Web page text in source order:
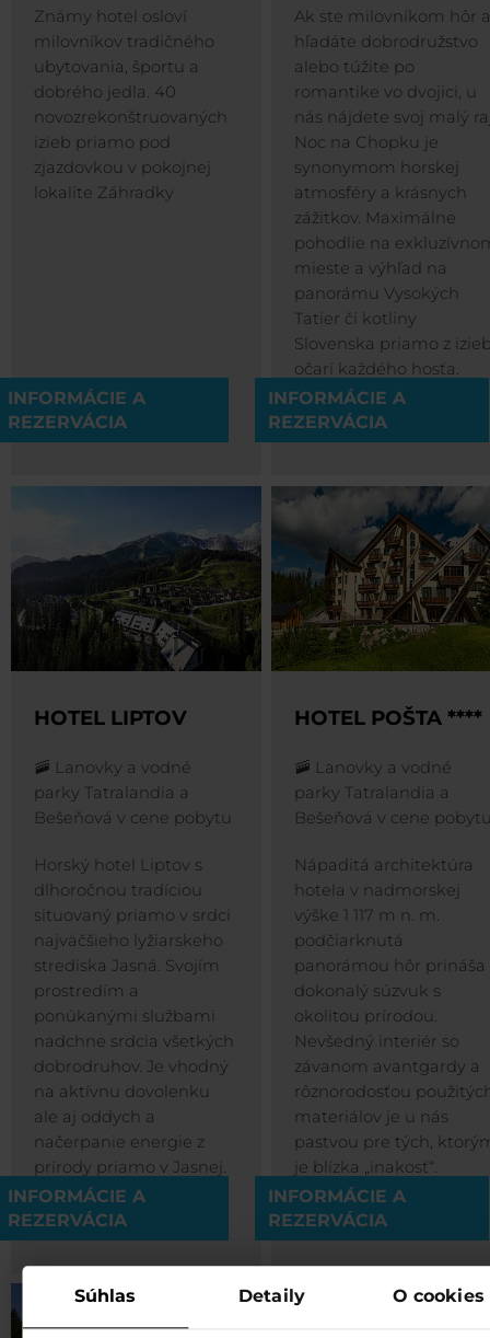
Súhlas Detaily O cookies
Známy hotel osloví
milovníkov tradičného
ubytovania, športu a
dobrého jedla. 40
novozrekonštruovaných
izieb priamo pod
zjazdovkou v pokojnej
lokalite Záhradky
INFORMÁCIE A
REZERVÁCIA
Ak ste milovníkom hôr
hľadáte dobrodružstvo
alebo túžite po
romantike vo dvojici, u
nás nájdete svoj malý
Noc na Chopku je
synonymom horskej
atmosféry a krásnych
zážitkov. Maximálne
pohodlie na
mieste a výhľad na
panorámu Vysokých
Tatier či kotliny
Slovenska priamo z
očarí každého hosťa.
INFORMÁCIE A
REZERVÁCIA
HOTEL LIPTOV
🚠 Lanovky a vodné
parky Tatralandia a
Bešeňová v cene pobytu
Horský hotel Liptov s
dlhoročnou tradíciou
situovaný priamo v srdci
najväčšieho lyžiarskeho
strediska Jasná. Svojím
prostredím a
ponúkanými službami
nadchne srdcia všetkých
dobrodruhov. Je vhodný
na aktívnu dovolenku
ale aj oddych a
načerpanie energie z
prírody priamo v Jasnej.
INFORMÁCIE A
REZERVÁCIA
HOTEL POŠTA ****
🚠 Lanovky a vodné
parky Tatralandia a
Bešeňová v cene
Nápaditá architektúra
hotela v nadmorskej
výške 1 117 m n. m.
podčiarknutá
panorámou hôr prináša
dokonalý súzvuk s
okolitou prírodou.
Nevšedný interiér so
závanom avantgardy a
rôznorodosťou
materiálov je u nás
pastvou pre tých,
je blízka „inakosť“.
INFORMÁCIE A
REZERVÁCIA